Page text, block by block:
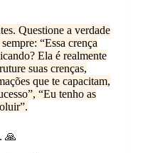
Questione a verdade
“Essa crença
Ela é realmente
suas crenças,
que te capacitam,
“Eu tenho as
🙏